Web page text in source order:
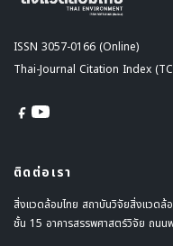
ISSN 3057-0166 (Online)
Thai-Journal Citation Index
ติดต่อเรา
สิ่งแวดล้อมไทย สถาบันวิจัยสิ่งแวด
ชั้น 15 อาคารสรรพศาสตร์วิจัย ถนน